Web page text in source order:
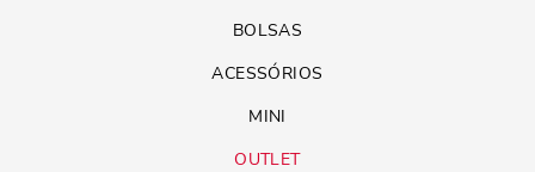
BOLSAS
ACESSÓRIOS
MINI
OUTLET